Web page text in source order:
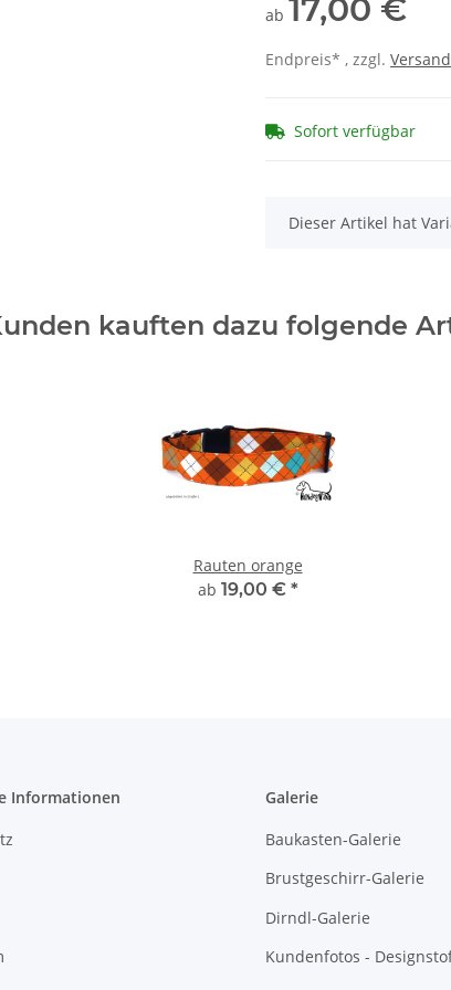
ab 17,00 €
Endpreis* , zzgl. Versand
Sofort verfügbar
x
Dieser Artikel hat
kauften dazu folgende
Rauten orange
ab 19,00 € *
Informationen Galerie
Baukasten-Galerie
Brustgeschirr-Galerie
Dirndl-Galerie
Kundenfotos -